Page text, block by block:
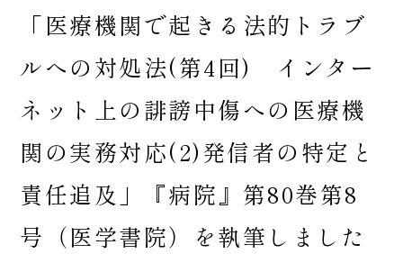
「医療機関で起きる法的トラブ
ルへの対処法(第4回) インター
ネット上の誹謗中傷への医療機
関の実務対応(2)発信者の特定と
責任追及」『病院』第80巻第8
号（医学書院）を執筆しました